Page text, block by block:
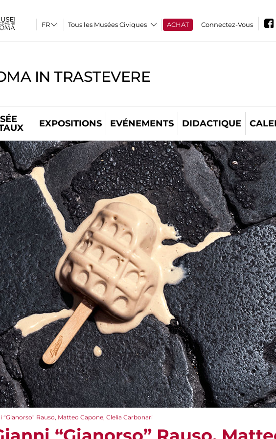
Tous les Musées Civiques ACHAT Connectez-Vous
IN TRASTEVERE
EXPOSITIONS EVÉNEMENTS DIDACTIQUE
Rauso, Matteo Capone, Clelia Carbonari